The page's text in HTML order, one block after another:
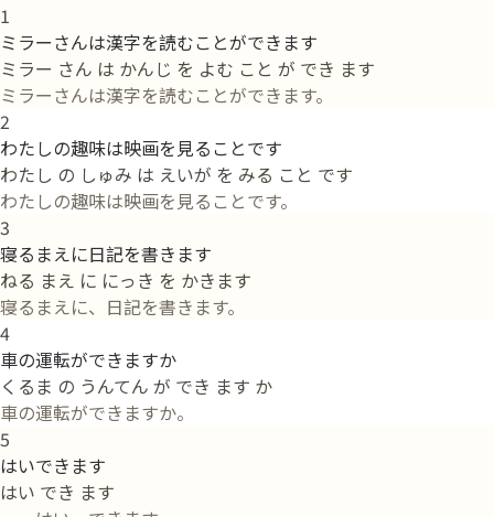
1
ミラーさんは漢字を読むことができます
ミラー さん は かんじ を よむ こと が でき ます
ミラーさんは漢字を読むことができます。
2
わたしの趣味は映画を見ることです
わたし の しゅみ は えいが を みる こと です
わたしの趣味は映画を見ることです。
3
寝るまえに日記を書きます
ねる まえ に にっき を かきます
寝るまえに、日記を書きます。
4
車の運転ができますか
くるま の うんてん が でき ます か
車の運転ができますか。
5
はいできます
はい でき ます